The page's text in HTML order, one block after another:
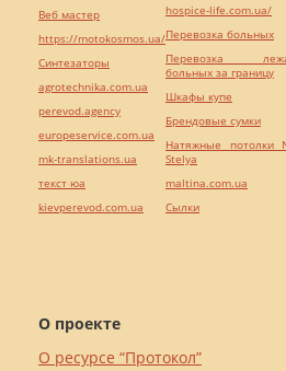
О проекте
О ресурсе “Протокол”
Веб мастер
https://motokosmos.ua/
Синтезаторы
agrotechnika.com.ua
perevod.agency
europeservice.com.ua
mk-translations.ua
текст юа
kievperevod.com.ua
hospice-life.com.ua/
Перевозка больных
Перевозка
больных за границу
Шкафы купе
Брендовые сумки
Натяжные потолки
Stelya
maltina.com.ua
Cылки